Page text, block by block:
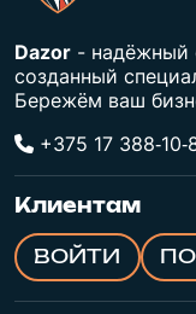
Dazor - надёжный
созданный
Бережём ваш
+375 17
Клиентам
ВОЙТИ